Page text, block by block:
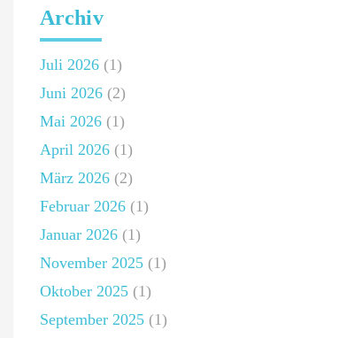
Archiv
Juli 2026(1)
Juni 2026(2)
Mai 2026(1)
April 2026(1)
März 2026(2)
Februar 2026(1)
Januar 2026(1)
November 2025(1)
Oktober 2025(1)
September 2025(1)